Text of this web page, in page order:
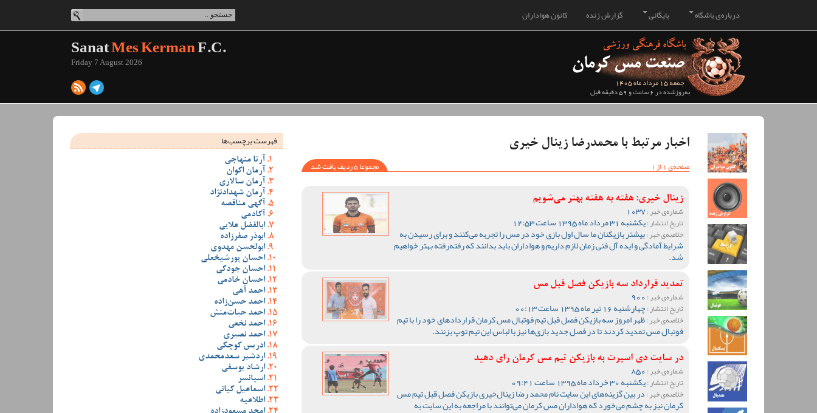
کانون هواداران گزارش زنده بایگانی درباره‌ی باشگاه
جمعه 15 مرداد ماه 1405
به‌روزشده در 6 ساعت و 59 دقیقه قبل
SanatMes KermanF.C.
Friday 7 August 2026
اخبار مرتبط با محمدرضا زینال خیری
صفحه‌ی 1 از 1
مجموعا 5 ردیف یافت شد
زینال خیری: هفته به هفته بهتر می‌شویم
شماره‌ی خبر :1037
تاریخ انتشار :یکشنبه 31 مرداد ماه 1395 ساعت 12:53
خلاصه‌ی خبر :بیشتر بازیکنان ما سال اول بازی خود در مس را تجربه می‌کنند و برای رسیدن به
شرایط آمادگی و ایده آل فنی زمان لازم داریم و هواداران باید بدانند که رفته‌رفته بهتر خواهیم
شد.
تمدید قرارداد سه بازیکن فصل قبل مس
شماره‌ی خبر :
تاریخ انتشار :چهارشنبه 16 تیر ماه 1395 ساعت 00:13
خلاصه‌ی خبر :ظهر امروز سه بازیکن فصل قبل تیم فوتبال مس کرمان قراردادهای خود را با تیم
فوتبال مس تمدید کردند تا در فصل جدید بازی‌ها نیز با لباس این تیم توپ بزنند.
در سایت دی اسپرت به بازیکن تیم مس کرمان رای دهید
شماره‌ی خبر :
تاریخ انتشار :یکشنبه 30 خرداد ماه 1395 ساعت 09:41
خلاصه‌ی خبر :در بین گزینه‌های این سایت نام محمد رضا زینال‌خیری بازیکن فصل قبل تیم مس
کرمان نیز به چشم می‌خورد که هواداران مس کرمان می‌توانند با مراجعه به این سایت به
فهرست برچسب‌ها
آرتا منهاجی
آرمان اکوان
آرمان سالاری
آرمان شهدادنژاد
آگهی مناقصه
آکادمی
ابالفضل علایی
ابوذر صفرزاده
ابولحسن مهدوی
احسان پورشیخعلی
احسان جودکی
احسان خادمی
احمد آهی
احمد حسن‌زاده
احمد حیات‌منش
احمد نخعی
احمد نصیری
ادریس کوچکی
اردشیر سعدمحمدی
ارشاد یوسفی
اسپانسر
اسماعیل کیانی
اطلاعیه